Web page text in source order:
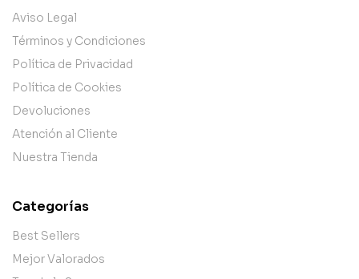
Aviso Legal
Términos y Condiciones
Política de Privacidad
Política de Cookies
Devoluciones
Atención al Cliente
Nuestra Tienda
Categorías
Best Sellers
Mejor Valorados